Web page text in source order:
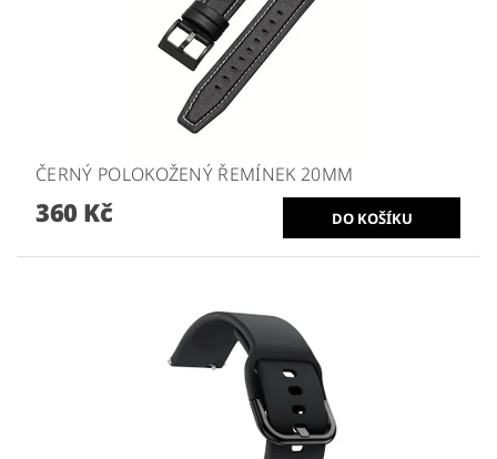
ČERNÝ POLOKOŽENÝ ŘEMÍNEK 20MM
360 Kč